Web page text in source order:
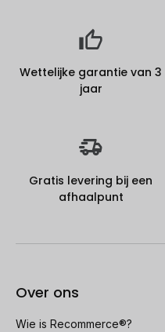
Wettelijke garantie van 3
jaar
Gratis levering bij een
afhaalpunt
Over ons
Wie is Recommerce®?